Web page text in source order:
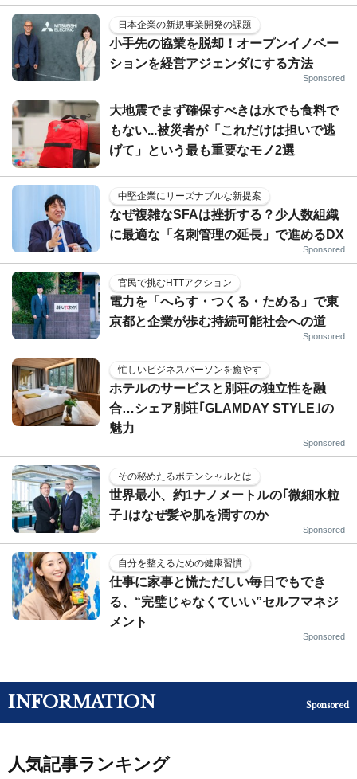
日本企業の新規事業開発の課題
小手先の協業を脱却！オープンイノベー
ションを経営アジェンダにする方法
Sponsored
大地震でまず確保すべきは水でも食料で
もない...被災者が「これだけは担いで逃
げて」という最も重要なモノ2選
中堅企業にリーズナブルな新提案
なぜ複雑なSFAは挫折する？少人数組織
に最適な「名刺管理の延長」で進めるDX
Sponsored
官民で挑むHTTアクション
電力を「へらす・つくる・ためる」で東
京都と企業が歩む持続可能社会への道
Sponsored
忙しいビジネスパーソンを癒やす
ホテルのサービスと別荘の独立性を融
合…シェア別荘｢GLAMDAY STYLE｣の
魅力
Sponsored
その秘めたるポテンシャルとは
世界最小、約1ナノメートルの｢微細水粒
子｣はなぜ髪や肌を潤すのか
Sponsored
自分を整えるための健康習慣
仕事に家事と慌ただしい毎日でもでき
る、“完璧じゃなくていい”セルフマネジ
メント
Sponsored
INFORMATION Sponsored
人気記事ランキング